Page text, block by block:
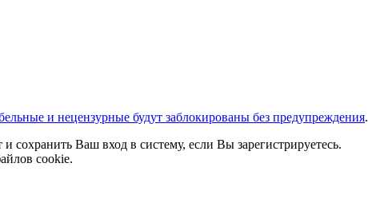
и нецензурные будут заблокированы без предупреждения.
сохранить Ваш вход в систему, если Вы зарегистрируетесь.
cookie.